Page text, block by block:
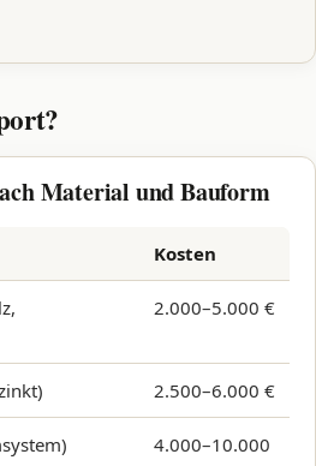
Material und Bauform
Kosten
2.000–5.000 €
2.500–6.000 €
4.000–10.000